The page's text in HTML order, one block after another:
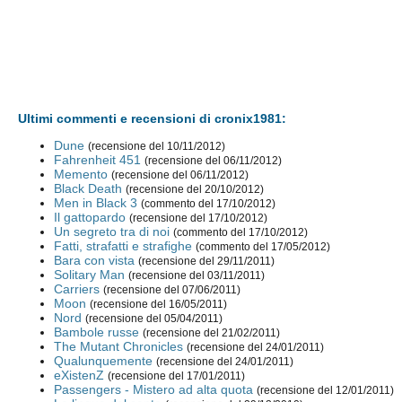
Ultimi commenti e recensioni di cronix1981:
Dune (recensione del 10/11/2012)
Fahrenheit 451 (recensione del 06/11/2012)
Memento (recensione del 06/11/2012)
Black Death (recensione del 20/10/2012)
Men in Black 3 (commento del 17/10/2012)
Il gattopardo (recensione del 17/10/2012)
Un segreto tra di noi (commento del 17/10/2012)
Fatti, strafatti e strafighe (commento del 17/05/2012)
Bara con vista (recensione del 29/11/2011)
Solitary Man (recensione del 03/11/2011)
Carriers (recensione del 07/06/2011)
Moon (recensione del 16/05/2011)
Nord (recensione del 05/04/2011)
Bambole russe (recensione del 21/02/2011)
The Mutant Chronicles (recensione del 24/01/2011)
Qualunquemente (recensione del 24/01/2011)
eXistenZ (recensione del 17/01/2011)
Passengers - Mistero ad alta quota (recensione del 12/01/2011)